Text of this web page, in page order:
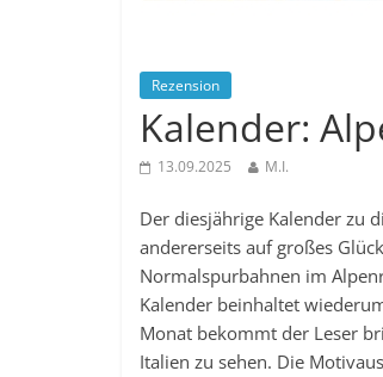
Rezension
Kalender:
13.09.2025 M.I.
Der diesjährige Kalender zu
andererseits auf großes
Normalspurbahnen im
Kalender beinhaltet
Monat bekommt der Leser
Italien zu sehen. Die